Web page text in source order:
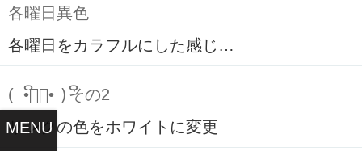
MENU
各曜日異色
各曜日をカラフルにした感じ…
( ິ•ᆺ⃘• )ິその2
リンクの色をホワイトに変更